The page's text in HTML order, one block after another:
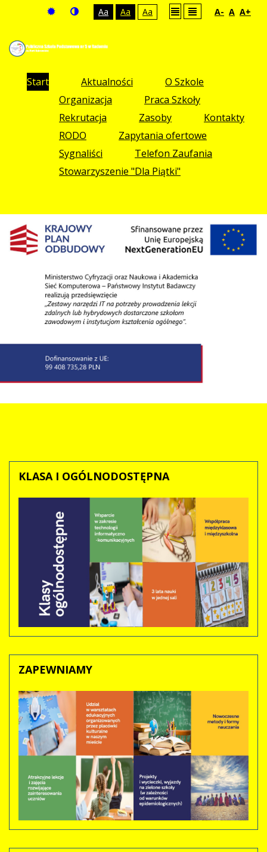
Aa Aa Aa A- A A+
Start Aktualności
O Szkole
Organizacja
Praca Szkoły
Rekrutacja
Zasoby
Kontakty
RODO
Zapytania ofertowe
Sygnaliści
Telefon Zaufania
Stowarzyszenie "Dla Piątki"
KLASAI OGÓLNODOSTĘPNA
ZAPEWNIAMY